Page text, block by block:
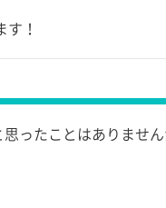
！
思ったことはありませ